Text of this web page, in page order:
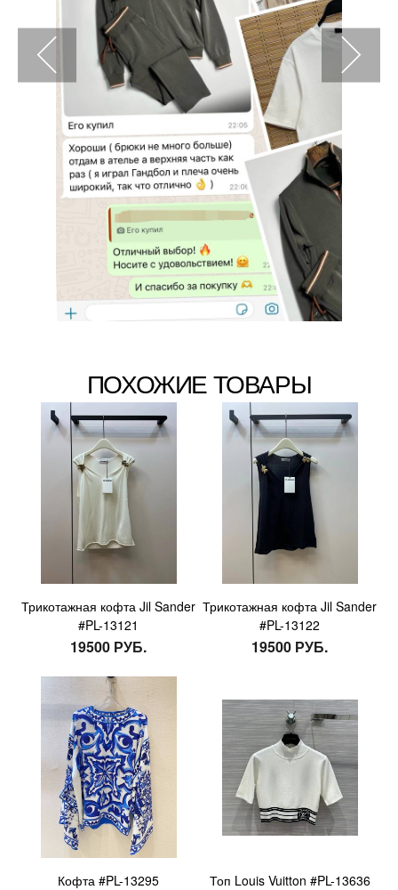
ПОХОЖИЕ ТОВАРЫ
Трикотажная кофта Jil Sander
#PL-13121
19500 РУБ.
Трикотажная кофта Jil Sander
#PL-13122
19500 РУБ.
Кофта #PL-13295 Топ Louis Vuitton #PL-13636